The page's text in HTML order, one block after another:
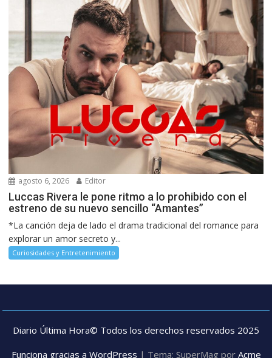
agosto 6, 2026 Editor
Luccas Rivera le pone ritmo a lo prohibido con el
estreno de su nuevo sencillo “Amantes”
*La canción deja de lado el drama tradicional del romance para
explorar un amor secreto y...
Curiosidades y Entretenimiento
Diario Última Hora© Todos los derechos reservados 2025
Funciona gracias a WordPress | Tema: SuperMag por Acme